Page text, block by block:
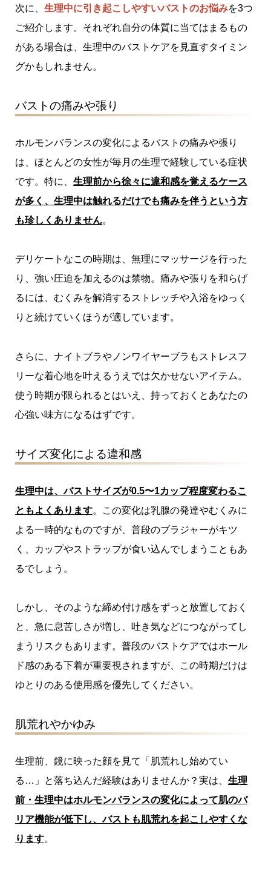
次に、 生理中に引き起こしやすいバストのお悩みを3つ
ご紹介します。それぞれ自分の体質に当てはまるもの
がある場合は、生理中のバストケアを見直すタイミン
グかもしれません。
バストの痛みや張り
ホルモンバランスの変化によるバストの痛みや張り
は、ほとんどの女性が毎月の生理で経験している症状
です。特に、 生理前から徐々に違和感を覚えるケース
が多く、生理中は触れるだけでも痛みを伴うという方
も珍しくありません。
デリケートなこの時期は、無理にマッサージを行った
り、強い圧迫を加えるのは禁物。痛みや張りを和らげ
るには、むくみを解消するストレッチや入浴をゆっく
りと続けていくほうが適しています。
さらに、ナイトブラやノンワイヤーブラもストレスフ
リーな着心地を叶えるうえでは欠かせないアイテム。
使う時期が限られるとはいえ、持っておくとあなたの
心強い味方になるはずです。
サイズ変化による違和感
生理中は、バストサイズが0.5〜1カップ程度変わるこ
ともよくあります。この変化は乳腺の発達やむくみに
よる一時的なものですが、普段のブラジャーがキツ
く、カップやストラップが食い込んでしまうこともあ
るでしょう。
しかし、そのような締め付け感をずっと放置しておく
と、急に息苦しさが増し、吐き気などにつながってし
まうリスクもあります。普段のバストケアではホール
ド感のある下着が重要視されますが、この時期だけは
ゆとりのある使用感を優先してください。
肌荒れやかゆみ
生理前、鏡に映った顔を見て「肌荒れし始めてい
る…」と落ち込んだ経験はありませんか？実は、 生理
前・生理中はホルモンバランスの変化によって肌のバ
リア機能が低下し、バストも肌荒れを起こしやすくな
ります。